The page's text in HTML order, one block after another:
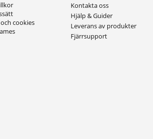
cookies
Kontakta oss
Hjälp & Guider
Leverans av produkter
Fjärrsupport